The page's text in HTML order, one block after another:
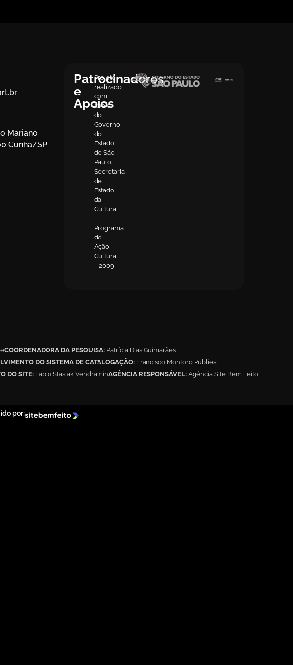
Mariano
Cunha/SP
Patrocinadores
e
Apoios
Projeto
realizado
com
apoio
do
Governo
do
Estado
de São
Paulo.
Secretaria
de
Estado
da
Cultura
–
Programa
de
Ação
Cultural
– 2009
COORDENADORA DA PESQUISA: Patrícia Dias Guimarães
DO SISTEMA DE CATALOGAÇÃO: Francisco Montoro Publiesi
DO SITE: Fabio Stasiak VendraminAGÊNCIA RESPONSÁVEL: Agência Site Bem Feito
por: